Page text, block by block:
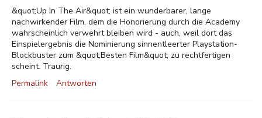
&quot;Up In The Air&quot; ist ein wunderbarer, lange
nachwirkender Film, dem die Honorierung durch die Academy
wahrscheinlich verwehrt bleiben wird - auch, weil dort das
Einspielergebnis die Nominierung sinnentleerter Playstation-
Blockbuster zum &quot;Besten Film&quot; zu rechtfertigen
scheint. Traurig.
Permalink
Antworten